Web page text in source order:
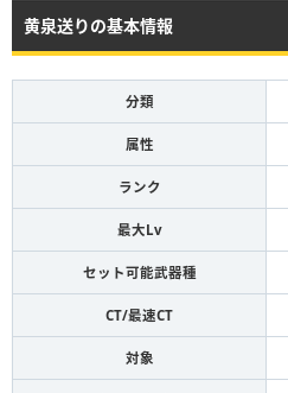
黄泉送りの基本情報
分類
属性
ランク
最大Lv
セット可能武器種
CT/最速CT
対象